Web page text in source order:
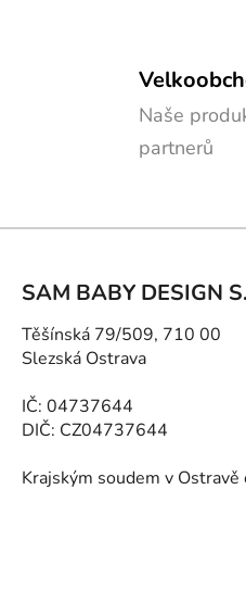
Naše
partnerů
SAM BABY DESIGN
Těšínská 79/509, 710 00
Slezská Ostrava
IČ: 04737644
DIČ: CZ04737644
Krajským soudem v